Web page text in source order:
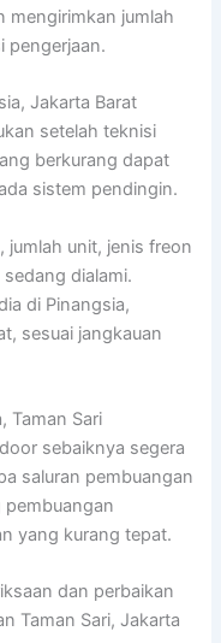
mengirimkan jumlah
pengerjaan.
Jakarta Barat
setelah teknisi
berkurang dapat
sistem pendingin.
jumlah unit, jenis freon
dialami.
di Pinangsia,
sesuai jangkauan
Taman Sari
sebaiknya segera
saluran pembuangan
yang kurang tepat.
dan perbaikan
Taman Sari, Jakarta